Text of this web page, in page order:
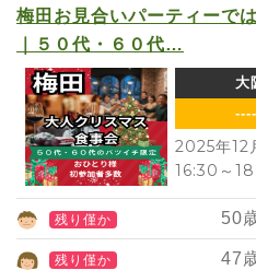
梅田お見合いパーティーで
｜５０代・６０代…
大
----
2025年12
16:30 ～
残り僅か 50
残り僅か 47